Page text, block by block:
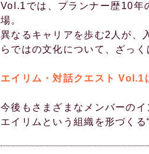
Vol.1では、プランナー歴10年
場。
異なるキャリアを歩む2人が、
らではの文化について、ざっ
エイリム・対話クエスト Vol.1
今後もさまざまなメンバーの
エイリムという組織を形づくる